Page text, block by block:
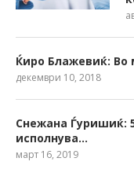
Ќиро Блажевиќ: Во
декември 10, 2018
Снежана Ѓуришиќ:
исполнува…
март 16, 2019